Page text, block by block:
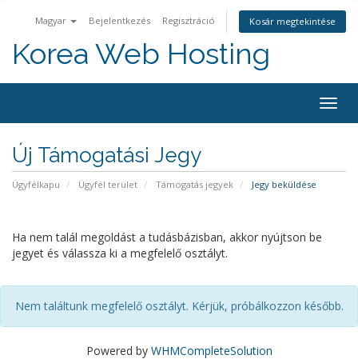
Magyar Bejelentkezés Regisztráció Kosár megtekintése
Korea Web Hosting
a
Új Támogatási Jegy
Ügyfélkapu Ügyfél terület Támogatás jegyek Jegy beküldése
Ha nem talál megoldást a tudásbázisban, akkor nyújtson be
jegyet és válassza ki a megfelelő osztályt.
Nem találtunk megfelelő osztályt. Kérjük, próbálkozzon később.
Powered by WHMCompleteSolution